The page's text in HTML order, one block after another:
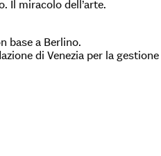
Il miracolo dell’arte.
base a Berlino.
di Venezia per la